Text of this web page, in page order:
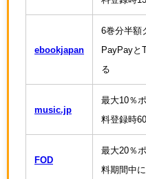
ebookjapan
6巻分半額
PayPayと
る
music.jp
最大10％
料登録時
FOD
最大20％
料期間中